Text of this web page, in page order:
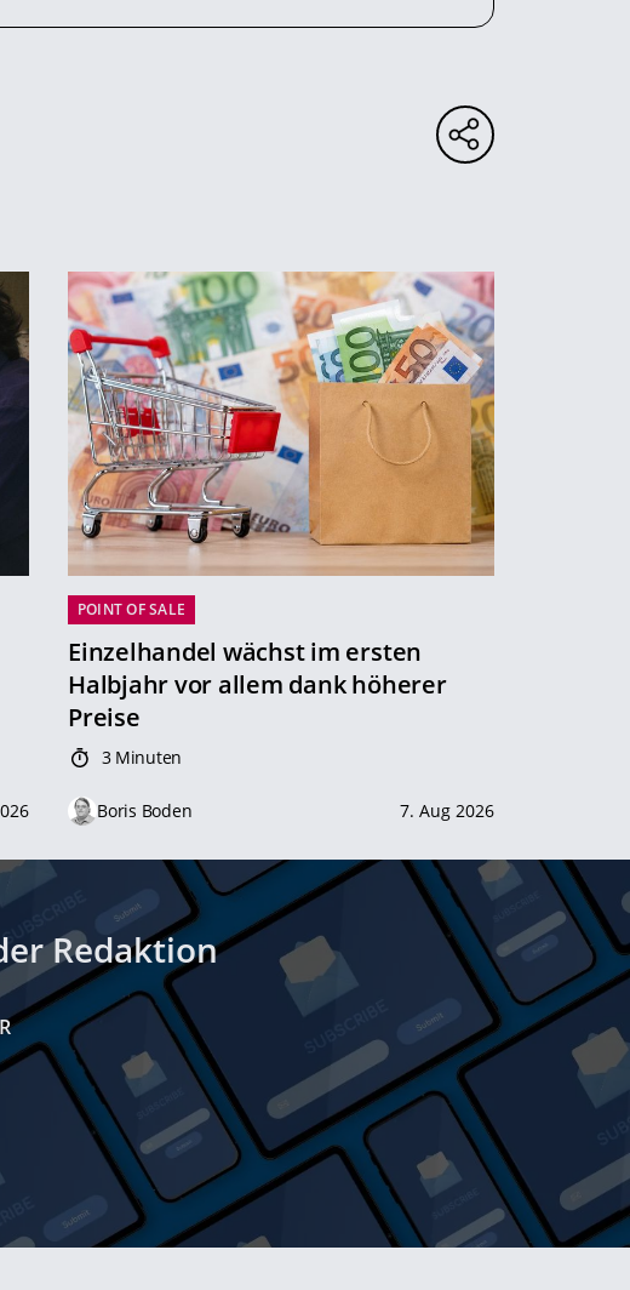
POINT OF SALE
Einzelhandel wächst im ersten
Halbjahr vor allem dank höherer
Preise
3 Minuten
Boris Boden 7. Aug 2026
Redaktion